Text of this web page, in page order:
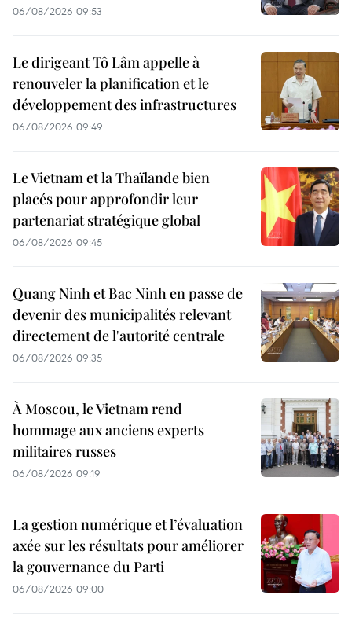
06/08/2026 09:53
Le dirigeant Tô Lâm appelle à
renouveler la planification et le
développement des infrastructures
06/08/2026 09:49
Le Vietnam et la Thaïlande bien
placés pour approfondir leur
partenariat stratégique global
06/08/2026 09:45
Quang Ninh et Bac Ninh en passe de
devenir des municipalités relevant
directement de l'autorité centrale
06/08/2026 09:35
À Moscou, le Vietnam rend
hommage aux anciens experts
militaires russes
06/08/2026 09:19
La gestion numérique et l’évaluation
axée sur les résultats pour améliorer
la gouvernance du Parti
06/08/2026 09:00